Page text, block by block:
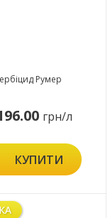
Румер
грн/л
КУПИТИ